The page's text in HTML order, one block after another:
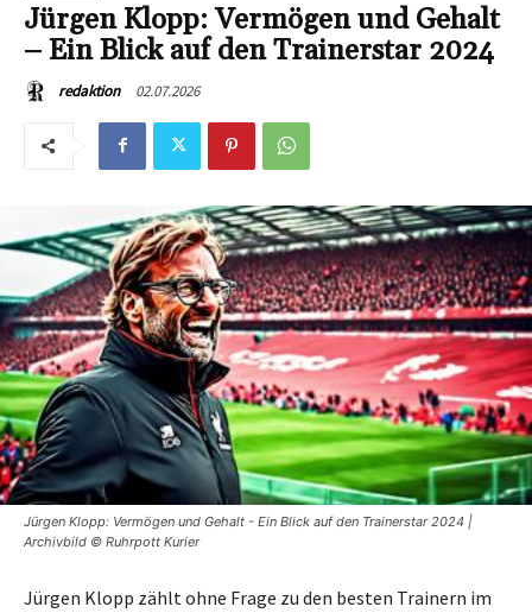
Jürgen Klopp: Vermögen und Gehalt
– Ein Blick auf den Trainerstar 2024
redaktion 02.07.2026
Jürgen Klopp: Vermögen und Gehalt - Ein Blick auf den Trainerstar 2024 |
Archivbild © Ruhrpott Kurier
Jürgen Klopp zählt ohne Frage zu den besten Trainern im